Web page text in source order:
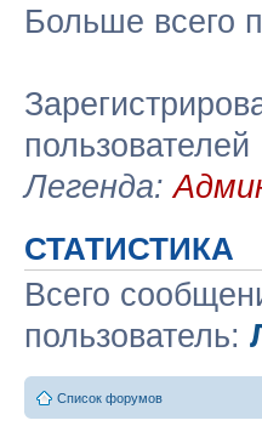
Больше всего
пользователей
Легенда:
СТАТИСТИКА
Всего
пользователь:
Список форумов